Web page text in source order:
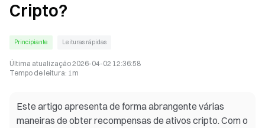
Cripto?
Principiante Leituras rápidas
Última atualização2026-04-02 12:36:58
Tempo de leitura: 1m
Este artigo apresenta de forma abrangente várias
maneiras de obter recompensas de ativos cripto. Com o